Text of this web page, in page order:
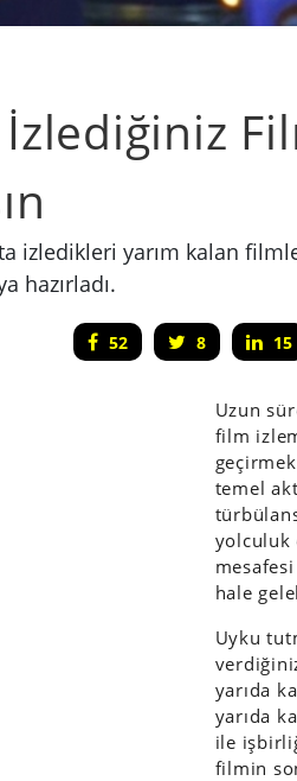
izledikleri yarım kalan
hazırladı.
52 8 15
Uzun
film
temel
yolculuk
hale
Uyku
yarıda
yarıda
ile
filmin